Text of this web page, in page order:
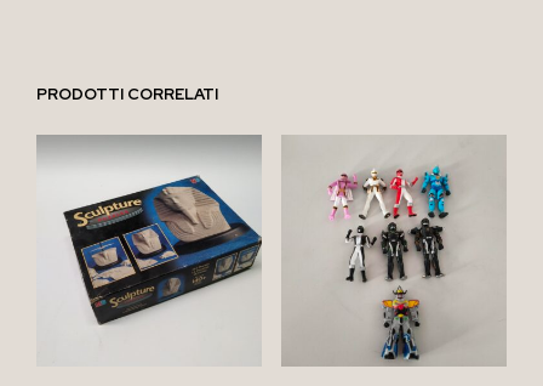
PRODOTTI CORRELATI